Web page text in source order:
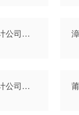
公司…
公司…